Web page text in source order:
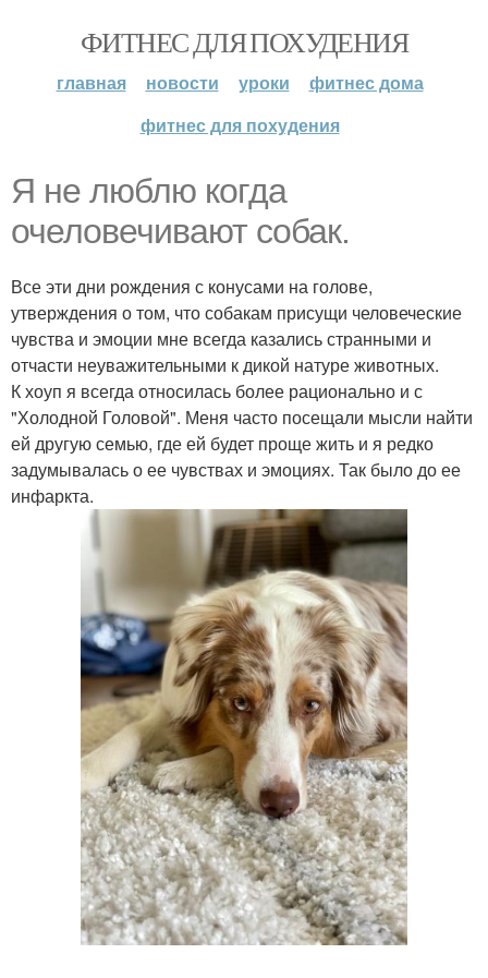
ФИТНЕС ДЛЯ ПОХУДЕНИЯ
главная новости уроки
фитнес дома
фитнес для похудения
Я не люблю когда
очеловечивают собак.
Все эти дни рождения с конусами на голове,
утверждения о том, что собакам присущи человеческие
чувства и эмоции мне всегда казались странными и
отчасти неуважительными к дикой натуре животных.
К хоуп я всегда относилась более рационально и с
"Холодной Головой". Меня часто посещали мысли найти
ей другую семью, где ей будет проще жить и я редко
задумывалась о ее чувствах и эмоциях. Так было до ее
инфаркта.